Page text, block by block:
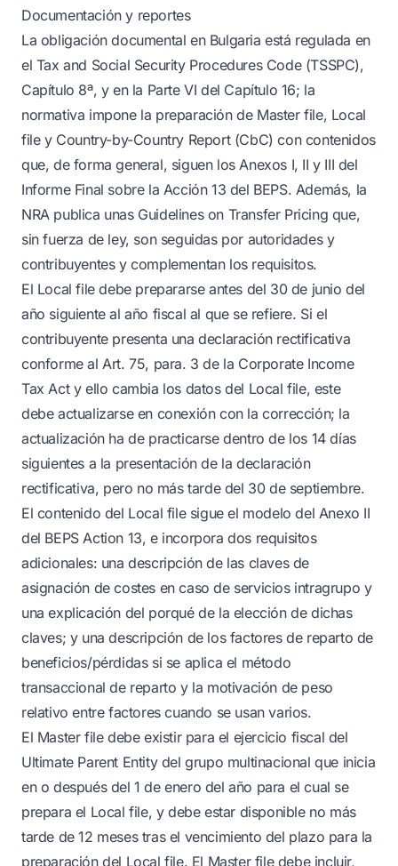
Documentación y reportes
La obligación documental en Bulgaria está regulada en
el Tax and Social Security Procedures Code (TSSPC),
Capítulo 8ª, y en la Parte VI del Capítulo 16; la
normativa impone la preparación de Master file, Local
file y Country-by-Country Report (CbC) con contenidos
que, de forma general, siguen los Anexos I, II y III del
Informe Final sobre la Acción 13 del BEPS. Además, la
NRA publica unas Guidelines on Transfer Pricing que,
sin fuerza de ley, son seguidas por autoridades y
contribuyentes y complementan los requisitos.
El Local file debe prepararse antes del 30 de junio del
año siguiente al año fiscal al que se refiere. Si el
contribuyente presenta una declaración rectificativa
conforme al Art. 75, para. 3 de la Corporate Income
Tax Act y ello cambia los datos del Local file, este
debe actualizarse en conexión con la corrección; la
actualización ha de practicarse dentro de los 14 días
siguientes a la presentación de la declaración
rectificativa, pero no más tarde del 30 de septiembre.
El contenido del Local file sigue el modelo del Anexo II
del BEPS Action 13, e incorpora dos requisitos
adicionales: una descripción de las claves de
asignación de costes en caso de servicios intragrupo y
una explicación del porqué de la elección de dichas
claves; y una descripción de los factores de reparto de
beneficios/pérdidas si se aplica el método
transaccional de reparto y la motivación de peso
relativo entre factores cuando se usan varios.
El Master file debe existir para el ejercicio fiscal del
Ultimate Parent Entity del grupo multinacional que inicia
en o después del 1 de enero del año para el cual se
prepara el Local file, y debe estar disponible no más
tarde de 12 meses tras el vencimiento del plazo para la
preparación del Local file. El Master file debe incluir,